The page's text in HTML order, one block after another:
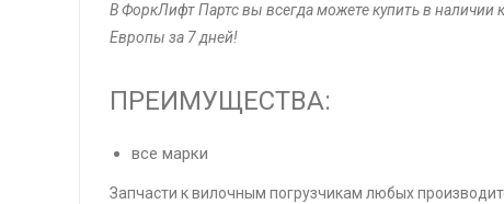
В ФоркЛифт Партс вы всегда можете купить в наличии
Европы за 7 дней!
ПРЕИМУЩЕСТВА:
все марки
Запчасти к вилочным погрузчикам любых